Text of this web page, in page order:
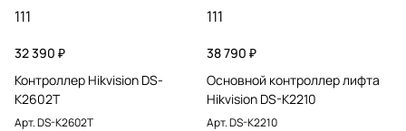
111
32 390 ₽
Контроллер Hikvision DS-
K2602T
Арт.DS-K2602T
111
38 790 ₽
Основной контроллер лифта
Hikvision DS-K2210
Арт.DS-K2210